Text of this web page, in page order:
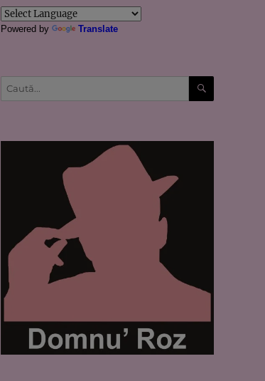
Powered by Translate
Caută
după:
CĂUTARE